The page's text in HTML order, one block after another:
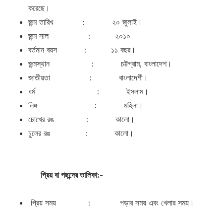
করেছে।
জন্ম তারিখ : ২০ জুলাই।
জন্ম সাল : ২০১০
বর্তমান বয়স : ১১ বছর।
জন্মস্থান : চট্টগ্রাম, বাংলাদেশ।
জাতীয়তা : বাংলাদেশী।
ধর্ম : ইসলাম।
লিঙ্গ : মহিলা।
চোখের রঙ : কালো।
চুলের রঙ : কালো।
প্রিয় বা পছন্দের তালিকা:-
প্রিয় সময় : পড়ার সময় এবং খেলার সময়।